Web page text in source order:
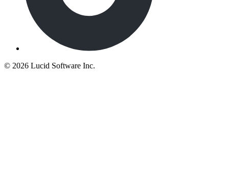
© 2026 Lucid Software Inc.